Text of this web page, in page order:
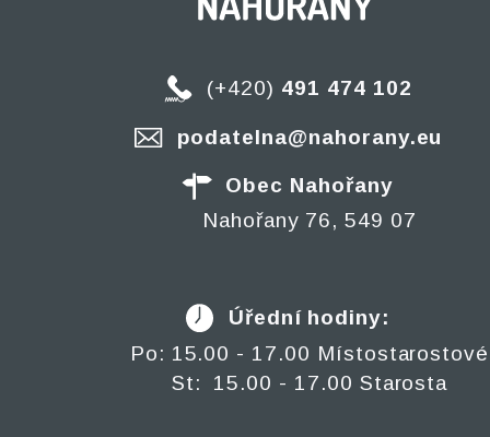
(+420) 491 474 102
podatelna@nahorany.eu
Obec Nahořany
Nahořany 76, 549 07
Úřední hodiny:
Po: 15.00 - 17.00 Místostarostové
St: 15.00 - 17.00 Starosta